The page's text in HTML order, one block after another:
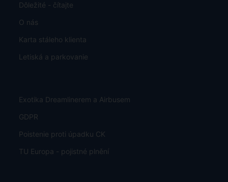
Dôležité - čítajte
O nás
Karta stáleho klienta
Letiská a parkovanie
Exotika Dreamlinerem a Airbusem
GDPR
Poistenie proti úpadku CK
TU Europa - pojistné plnění